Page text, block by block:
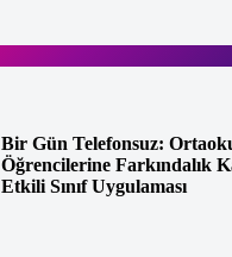
Bir Gün Telefonsuz:
Öğrencilerine Farkındalık
Etkili Sınıf Uygulaması